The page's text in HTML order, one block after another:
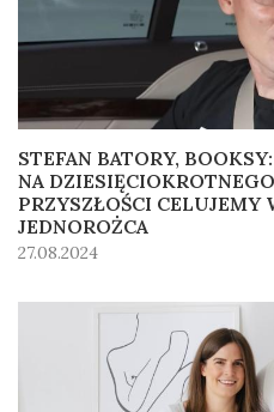
STEFAN BATORY,
NA
PRZYSZŁOŚCI CELUJEMY
JEDNOROŻCA
27.08.2024